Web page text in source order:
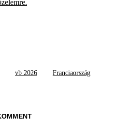
vb 2026 Franciaország